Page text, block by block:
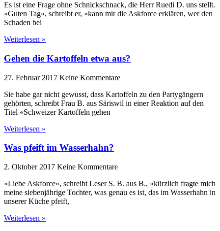
Es ist eine Frage ohne Schnickschnack, die Herr Ruedi D. uns stellt.
«Guten Tag», schreibt er, «kann mir die Askforce erklären, wer den
Schaden bei
Weiterlesen »
Gehen die Kartoffeln etwa aus?
27. Februar 2017 Keine Kommentare
Sie habe gar nicht gewusst, dass Kartoffeln zu den Partygängern
gehörten, schreibt Frau B. aus Säriswil in einer Reaktion auf den
Titel «Schweizer Kartoffeln gehen
Weiterlesen »
Was pfeift im Wasserhahn?
2. Oktober 2017 Keine Kommentare
«Liebe Askforce», schreibt Leser S. B. aus B., «kürzlich fragte mich
meine siebenjährige Tochter, was genau es ist, das im Wasserhahn in
unserer Küche pfeift,
Weiterlesen »